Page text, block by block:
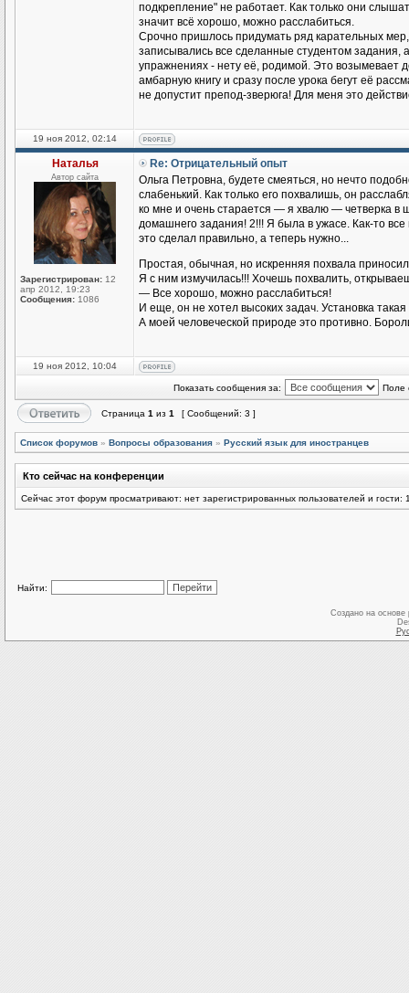
подкрепление" не работает. Как только они
значит всё хорошо, можно расслабиться.
Срочно пришлось придумать ряд карательных
записывались все сделанные студентом задания,
упражнениях - нету её, родимой. Это возымевает
амбарную книгу и сразу после урока бегут её
не допустит препод-зверюга! Для меня это
19 ноя 2012, 02:14
Наталья
Автор сайта
Зарегистрирован: 12
апр 2012, 19:23
Сообщения: 1086
Re: Отрицательный опыт
Ольга Петровна, будете смеяться, но нечто
слабенький. Как только его похвалишь, он
ко мне и очень старается — я хвалю — четверка
домашнего задания! 2!!! Я была в ужасе. Как-то
это сделал правильно, а теперь нужно...
Простая, обычная, но искренняя похвала
Я с ним измучилась!!! Хочешь похвалить,
— Все хорошо, можно расслабиться!
И еще, он не хотел высоких задач. Установка
А моей человеческой природе это противно.
19 ноя 2012, 10:04
Показать сообщения за: Поле
Страница 1 из 1 [ Сообщений: 3 ]
Список форумов » Вопросы образования » Русский язык для иностранцев
Кто сейчас на конференции
Сейчас этот форум просматривают: нет зарегистрированных пользователей и гости:
Найти:
Создано на основе